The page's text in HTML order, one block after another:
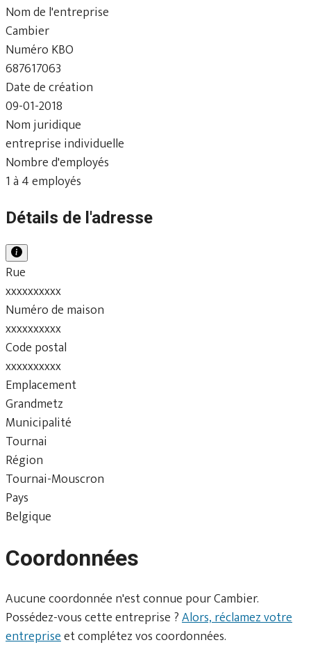
Nom de l'entreprise
Cambier
Numéro KBO
687617063
Date de création
09-01-2018
Nom juridique
entreprise individuelle
Nombre d'employés
1 à 4 employés
Détails de l'adresse
Rue
xxxxxxxxxx
Numéro de maison
xxxxxxxxxx
Code postal
xxxxxxxxxx
Emplacement
Grandmetz
Municipalité
Tournai
Région
Tournai-Mouscron
Pays
Belgique
Coordonnées
Aucune coordonnée n'est connue pour Cambier.
Possédez-vous cette entreprise ?Alors, réclamez votre
entrepriseet complétez vos coordonnées.